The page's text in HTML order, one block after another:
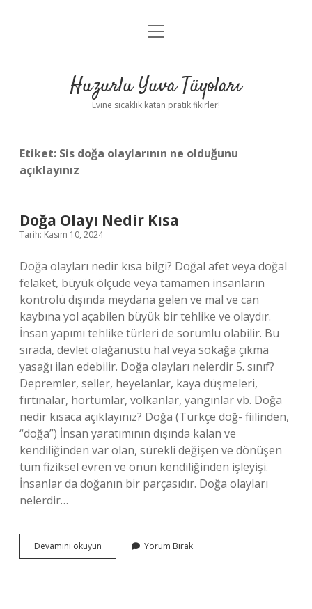
Anasayfa
Yasal Uyarı
menüyü
Huzurlu Yuva Tüyoları
Evine sıcaklık katan pratik fikirler!
Etiket: Sis doğa olaylarının ne olduğunu
açıklayınız
Doğa Olayı Nedir Kısa
Tarih: Kasım 10, 2024
Doğa olayları nedir kısa bilgi? Doğal afet veya doğal
felaket, büyük ölçüde veya tamamen insanların
kontrolü dışında meydana gelen ve mal ve can
kaybına yol açabilen büyük bir tehlike ve olaydır.
İnsan yapımı tehlike türleri de sorumlu olabilir. Bu
sırada, devlet olağanüstü hal veya sokağa çıkma
yasağı ilan edebilir. Doğa olayları nelerdir 5. sınıf?
Depremler, seller, heyelanlar, kaya düşmeleri,
fırtınalar, hortumlar, volkanlar, yangınlar vb. Doğa
nedir kısaca açıklayınız? Doğa (Türkçe doğ- fiilinden,
“doğa”) İnsan yaratımının dışında kalan ve
kendiliğinden var olan, sürekli değişen ve dönüşen
tüm fiziksel evren ve onun kendiliğinden işleyişi.
İnsanlar da doğanın bir parçasıdır. Doğa olayları
nelerdir…
Devamını okuyun
Olayı
Yorum Bırak